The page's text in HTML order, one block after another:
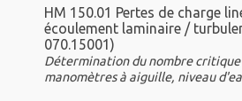
HM 150.01 Pertes de charge
écoulement laminaire /
070.15001)
Détermination du nombre critique
manomètres à aiguille, niveau